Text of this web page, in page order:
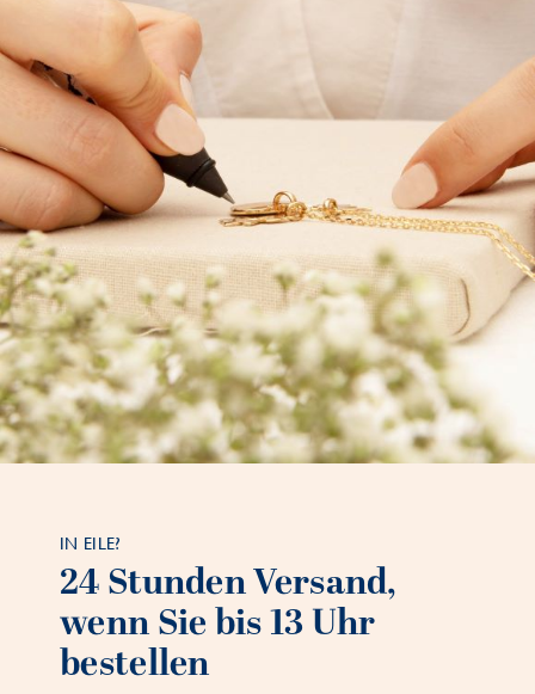
IN EILE?
24 Stunden Versand,
wenn Sie bis 13 Uhr
bestellen